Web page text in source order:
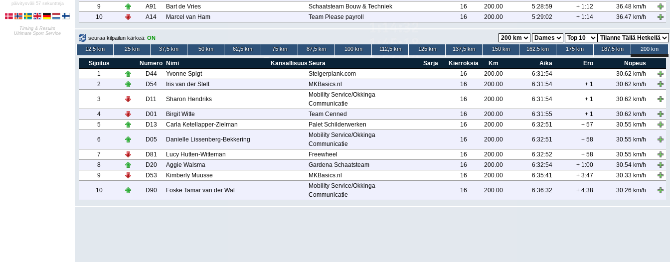
päivitysväli 57 sekuntteja
Timing & Results
Ultimate Sport Service
9
A91 Bart de Vries Schaatsteam Bouw & Techniek 16 200.00 5:28:59 + 1:12
36.48 km/h
10
A14 Marcel van Ham Team Please payroll 16 200.00 5:29:02 + 1:14 36.47 km/h
seuraa kilpailun kärkeä: ON
12,5 km
25 km 37,5 km 50 km 62,5 km 75 km 87,5 km 100 km 112,5 km 125 km 137,5 km 150 km 162,5 km 175 km 187,5 km 200 km
Sijoitus Numero Nimi Kansallisuus Seura Sarja Kierroksia Km Aika Ero
Nopeus
1
D44 Yvonne Spigt Steigerplank.com 16 200.00 6:31:54
30.62 km/h
2
D54 Iris van der Stelt MKBasics.nl 16 200.00 6:31:54 + 1 30.62 km/h
3 D11 Sharon Hendriks
Mobility Service/Okkinga
Communicatie
16 200.00 6:31:54 + 1 30.62 km/h
4 D01 Birgit Witte Team Cenned 16 200.00 6:31:55 + 1
30.62 km/h
5
D13 Carla Ketellapper-Zielman Palet Schilderwerken 16 200.00 6:32:51 + 57 30.55 km/h
6 D05 Danielle Lissenberg-Bekkering
Mobility Service/Okkinga
Communicatie
16 200.00 6:32:51 + 58 30.55 km/h
7 D81 Lucy Hutten-Witteman Freewheel 16 200.00 6:32:52 + 58
30.55 km/h
8
D20 Aggie Walsma Gardena Schaatsteam 16 200.00 6:32:54 + 1:00
30.54 km/h
9
D53 Kimberly Muusse MKBasics.nl 16 200.00 6:35:41 + 3:47 30.33 km/h
10 D90 Foske Tamar van der Wal
Mobility Service/Okkinga
Communicatie
16 200.00 6:36:32 + 4:38 30.26 km/h